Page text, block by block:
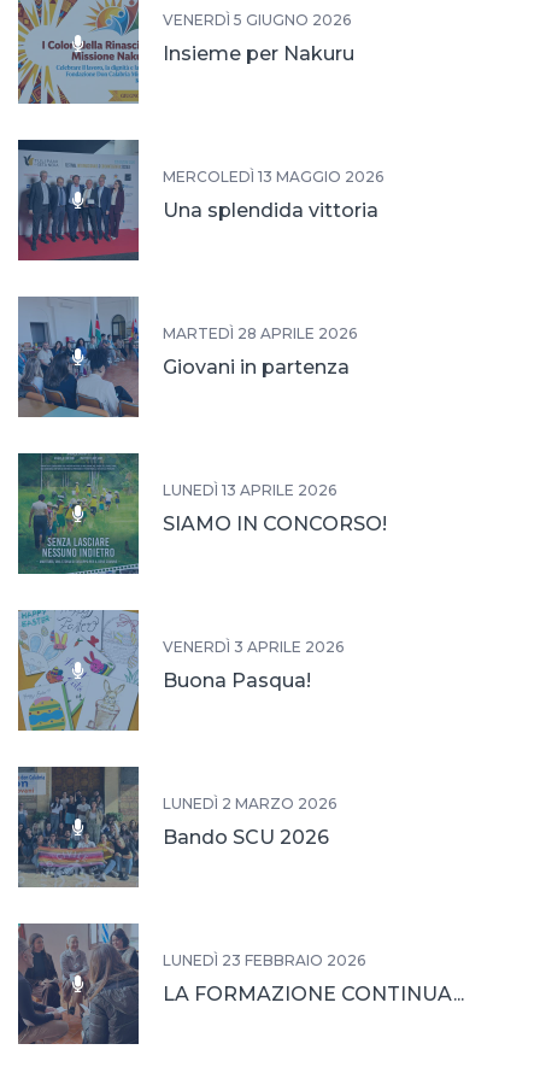
VENERDÌ 5 GIUGNO 2026
Insieme per Nakuru
MERCOLEDÌ 13 MAGGIO 2026
Una splendida vittoria
MARTEDÌ 28 APRILE 2026
Giovani in partenza
LUNEDÌ 13 APRILE 2026
SIAMO IN CONCORSO!
VENERDÌ 3 APRILE 2026
Buona Pasqua!
LUNEDÌ 2 MARZO 2026
Bando SCU 2026
LUNEDÌ 23 FEBBRAIO 2026
LA FORMAZIONE CONTINUA...